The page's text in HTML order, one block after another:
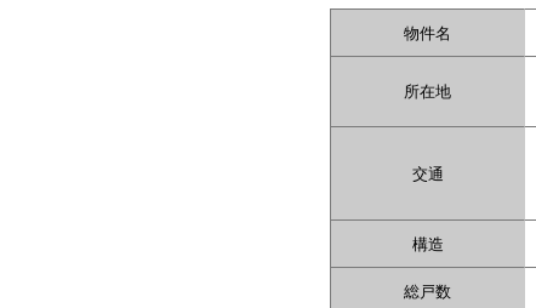
物件名
所在地
交通
構造
総戸数